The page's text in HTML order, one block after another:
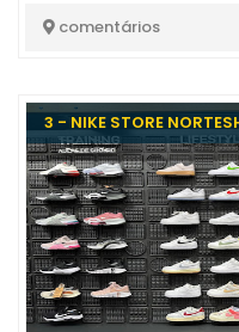
comentários
3 - NIKE STORE